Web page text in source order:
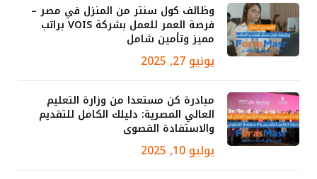
وظائف كول سنتر من المنزل في مصر –
فرصة العمر للعمل بشركة VOIS براتب
مميز وتأمين شامل
يونيو 27, 2025
مبادرة كن مستعدا من وزارة التعليم
العالي المصرية: دليلك الكامل للتقديم
والاستفادة القصوى
يوليو 10, 2025